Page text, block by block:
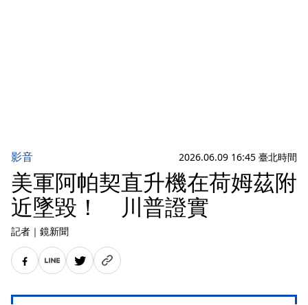
影音 2026.06.09 16:45 臺北時間
美軍阿帕契直升機在荷姆茲附
近墜毀！ 川普證實
記者 ｜ 鏡新聞